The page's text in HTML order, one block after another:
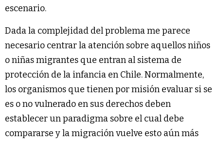
escenario.
Dada la complejidad del problema me parece
necesario centrar la atención sobre aquellos niños
o niñas migrantes que entran al sistema de
protección de la infancia en Chile. Normalmente,
los organismos que tienen por misión evaluar si se
es o no vulnerado en sus derechos deben
establecer un paradigma sobre el cual debe
compararse y la migración vuelve esto aún más